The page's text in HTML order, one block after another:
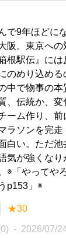
で9年ほどに
阪。東京へ
根駅伝』に
のめり込め
中で物事の
、伝統か、
ーム作り、
ラソンを完
白い。ただ
気が強くな
※「やってや
p153」※
★30
2026/07/